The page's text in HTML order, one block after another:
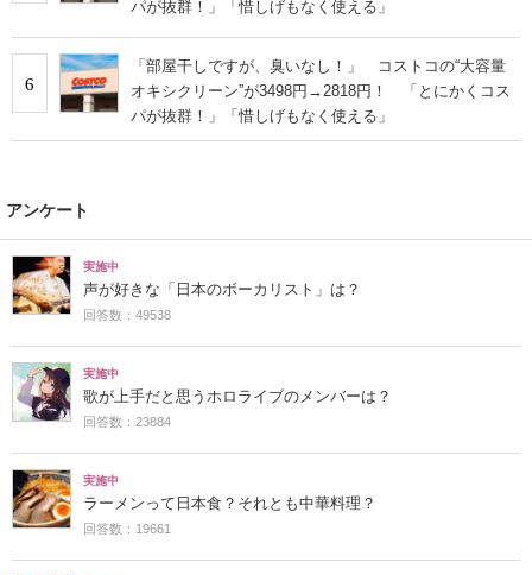
パが抜群！」「惜しげもなく使える」
6
「部屋干しですが、臭いなし！」 コストコの“大容量
オキシクリーン”が3498円→2818円！ 「とにかくコス
パが抜群！」「惜しげもなく使える」
アンケート
実施中
声が好きな「日本のボーカリスト」は？
回答数：49538
実施中
歌が上手だと思うホロライブのメンバーは？
回答数：23884
実施中
ラーメンって日本食？それとも中華料理？
回答数：19661